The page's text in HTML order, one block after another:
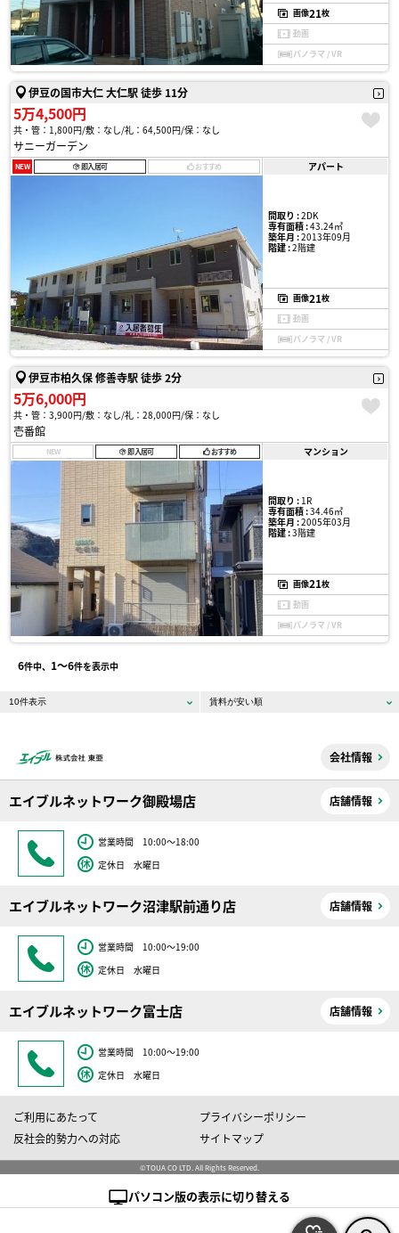
画像21枚
動画
パノラマ / VR
伊豆の国市大仁 大仁駅 徒歩 11分
5万4,500円
共・管：1,800円 敷：なし 礼：64,500円 保：なし
サニーガーデン
NEW 即入居可 おすすめ アパート
間取り :2DK
専有面積 :43.24㎡
築年月 :2013年09月
階建 :2階建
画像21枚
動画
パノラマ / VR
伊豆市柏久保 修善寺駅 徒歩 2分
5万6,000円
共・管：3,900円 敷：なし 礼：28,000円 保：なし
壱番館
NEW 即入居可 おすすめ マンション
間取り :1R
専有面積 :34.46㎡
築年月 :2005年03月
階建 :3階建
画像21枚
動画
パノラマ / VR
6件中、 1〜6件を表示中
会社情報
エイブルネットワーク御殿場店 店舗情報
営業時間 10:00～18:00
定休日 水曜日
エイブルネットワーク沼津駅前通り店 店舗情報
営業時間 10:00～19:00
定休日 水曜日
エイブルネットワーク富士店 店舗情報
営業時間 10:00～19:00
定休日 水曜日
ご利用にあたって
プライバシーポリシー
反社会的勢力への対応
サイトマップ
©TOUA CO LTD. All Rights Reserved.
パソコン版の表示に切り替える